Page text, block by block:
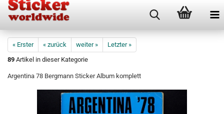
« Erster « zurück weiter »
Letzter »
89 Artikel in dieser Kategorie
Argentina 78 Bergmann Sticker Album komplett